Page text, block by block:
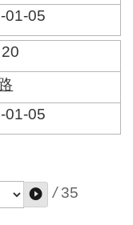
01-05
20
01-05
/ 35